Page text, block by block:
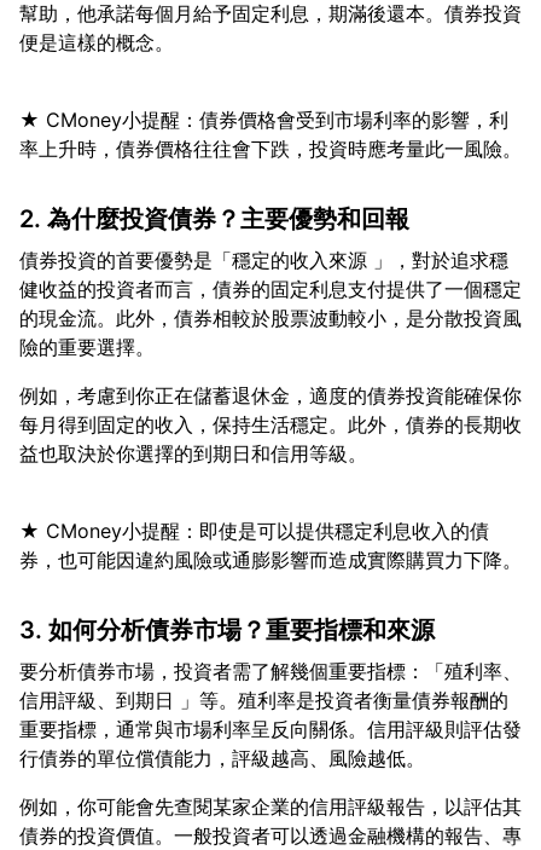
幫助，他承諾每個月給予固定利息，期滿後還本。債券投資
★ CMoney小提醒：債券價格會受到市場利率的影響，利
2. 為什麼投資債券？主要優勢和回報
債券投資的首要優勢是「穩定的收入來源 」，對於追求穩
健收益的投資者而言，債券的固定利息支付提供了一個穩定
的現金流。此外，債券相較於股票波動較小，是分散投資風
例如，考慮到你正在儲蓄退休金，適度的債券投資能確保你
每月得到固定的收入，保持生活穩定。此外，債券的長期收
★ CMoney小提醒：即使是可以提供穩定利息收入的債
3. 如何分析債券市場？重要指標和來源
要分析債券市場，投資者需了解幾個重要指標：「殖利率、
信用評級、到期日 」等。殖利率是投資者衡量債券報酬的
重要指標，通常與市場利率呈反向關係。信用評級則評估發
例如，你可能會先查閱某家企業的信用評級報告，以評估其
債券的投資價值。一般投資者可以透過金融機構的報告、專